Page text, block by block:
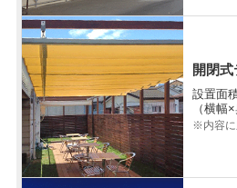
開閉式
設置面
（横幅×
※内容に